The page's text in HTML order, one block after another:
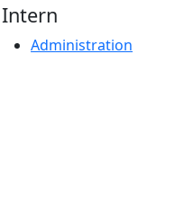
Intern
Administration